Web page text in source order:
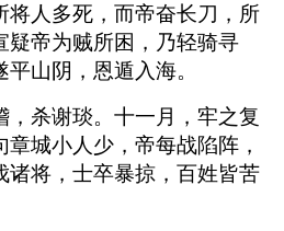
将人多死，而帝奋长刀，所
疑帝为贼所困，乃轻骑寻
山阴，恩遁入海。
，杀谢琰。十一月，牢之复
城小人少，帝每战陷阵，
诸将，士卒暴掠，百姓皆苦